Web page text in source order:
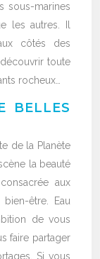
sous-marines
les autres. Il
côtés des
toute
rocheux…
BELLES
de la Planète
la beauté
aux
être. Eau
de vous
faire partager
Si vous